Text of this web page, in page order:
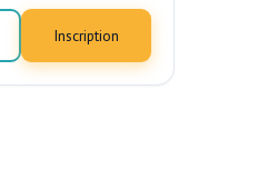
Inscription